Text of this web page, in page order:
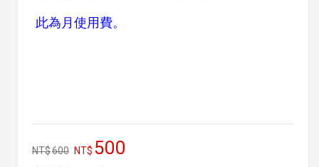
此為月使用費。
600 500